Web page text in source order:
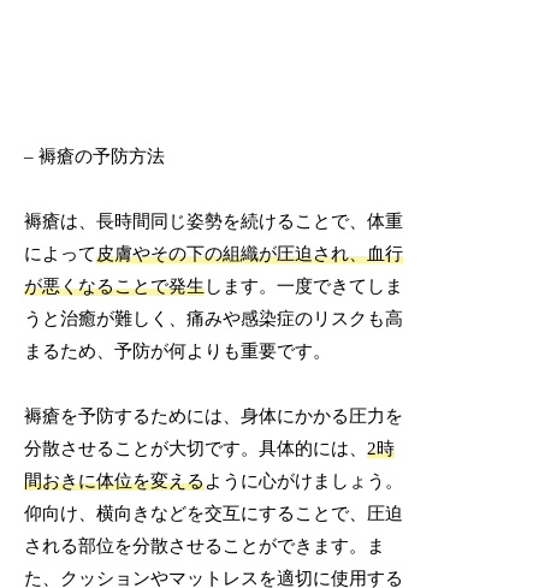
– 褥瘡の予防方法
褥瘡は、長時間同じ姿勢を続けることで、体重
によって皮膚やその下の組織が圧迫され、血行
が悪くなることで発生します。一度できてしま
うと治癒が難しく、痛みや感染症のリスクも高
まるため、予防が何よりも重要です。
褥瘡を予防するためには、身体にかかる圧力を
分散させることが大切です。具体的には、2時
間おきに体位を変えるように心がけましょう。
仰向け、横向きなどを交互にすることで、圧迫
される部位を分散させることができます。ま
た、クッションやマットレスを適切に使用する